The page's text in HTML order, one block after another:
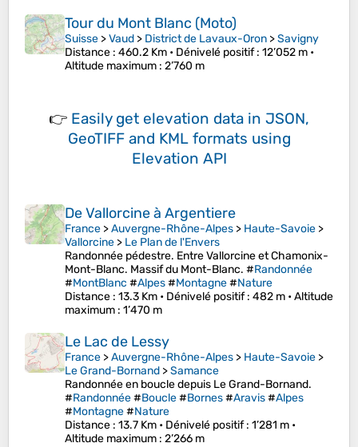
Tour du Mont Blanc (Moto)
Suisse >Vaud > District de Lavaux-Oron >Savigny
Distance : 460.2 Km • Dénivelé positif: 12’052 m •
Altitude maximum : 2’760 m
👉 Easily get elevation data in JSON,
GeoTIFF and KML formats using
Elevation API
De Vallorcine à Argentiere
France >Auvergne-Rhône-Alpes > Haute-Savoie >
Vallorcine > Le Plan de l'Envers
Randonnée pédestre. Entre Vallorcine et Chamonix-
Mont-Blanc. Massif du Mont-Blanc. #Randonnée
#MontBlanc #Alpes#Montagne#Nature
Distance : 13.3 Km • Dénivelé positif: 482 m •Altitude
maximum : 1’470 m
Le Lac de Lessy
France >Auvergne-Rhône-Alpes > Haute-Savoie >
Le Grand-Bornand >Samance
Randonnée en boucle depuis Le Grand-Bornand.
#Randonnée#Boucle#Bornes#Aravis#Alpes
#Montagne#Nature
Distance : 13.7 Km • Dénivelé positif: 1’281 m •
Altitude maximum : 2’266 m